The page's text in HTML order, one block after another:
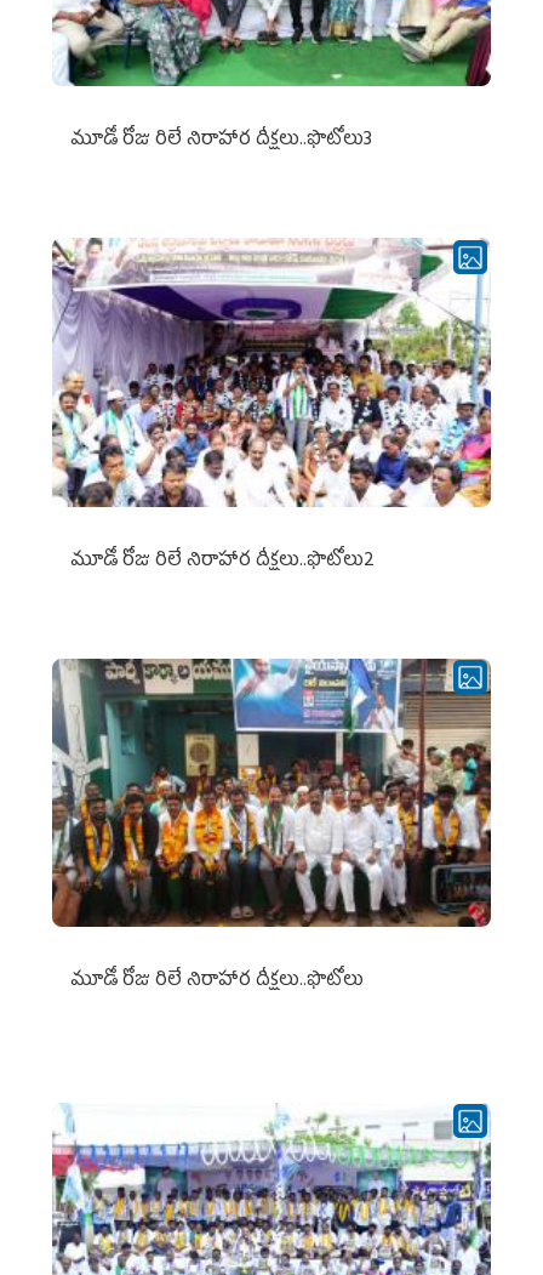
మూడో రోజు రిలే నిరాహార దీక్షలు..ఫొటోలు3
మూడో రోజు రిలే నిరాహార దీక్షలు..ఫొటోలు2
మూడో రోజు రిలే నిరాహార దీక్షలు..ఫొటోలు